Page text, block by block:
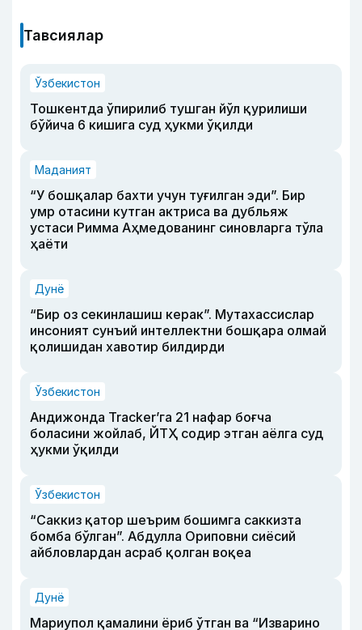
Тавсиялар
Ўзбекистон
Тошкентда ўпирилиб тушган йўл қурилиши
бўйича 6 кишига суд ҳукми ўқилди
Маданият
“У бошқалар бахти учун туғилган эди”. Бир
умр отасини кутган актриса ва дубльяж
устаси Римма Аҳмедованинг синовларга тўла
ҳаёти
Дунё
“Бир оз секинлашиш керак”. Мутахассислар
инсоният сунъий интеллектни бошқара олмай
қолишидан хавотир билдирди
Ўзбекистон
Андижонда Tracker’га 21 нафар боғча
боласини жойлаб, ЙТҲ содир этган аёлга суд
ҳукми ўқилди
Ўзбекистон
“Саккиз қатор шеърим бошимга саккизта
бомба бўлган”. Абдулла Ориповни сиёсий
айбловлардан асраб қолган воқеа
Дунё
Мариупол қамалини ёриб ўтган ва “Изварино